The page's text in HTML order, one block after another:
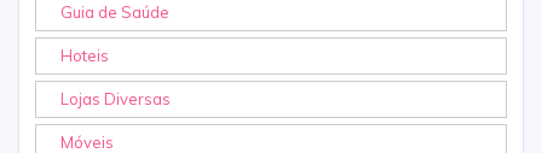
Guia de Saúde
Hoteis
Lojas Diversas
Móveis